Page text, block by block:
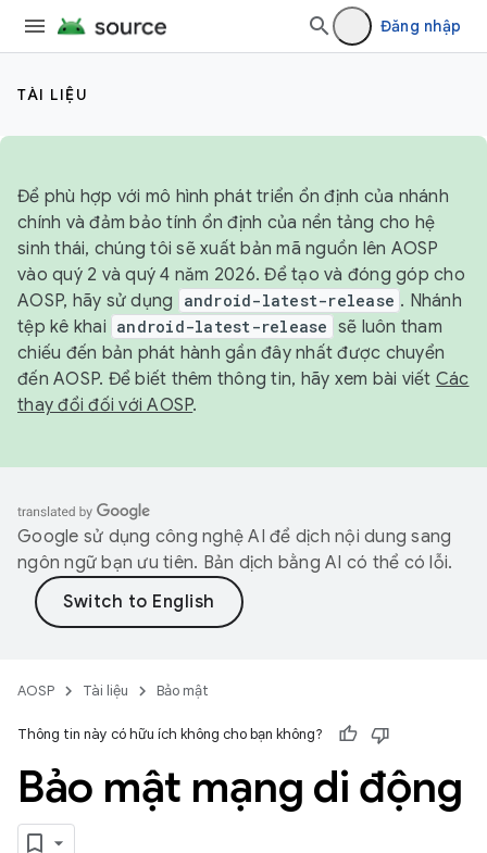
Đăng nhập
TÀI LIỆU
Để phù hợp với mô hình phát triển ổn định của nhánh
chính và đảm bảo tính ổn định của nền tảng cho hệ
sinh thái, chúng tôi sẽ xuất bản mã nguồn lên AOSP
vào quý 2 và quý 4 năm 2026. Để tạo và đóng góp cho
AOSP, hãy sử dụng
android-latest-release . Nhánh
tệp kê khai android-latest-release sẽ luôn tham
chiếu đến bản phát hành gần đây nhất được chuyển
đến AOSP. Để biết thêm thông tin, hãy xem bài viết Các
thay đổi đối với AOSP.
Google sử dụng công nghệ AI để dịch nội dung sang
ngôn ngữ bạn ưu tiên. Bản dịch bằng AI có thể có lỗi.
AOSP Tài liệu Bảo mật
Thông tin này có hữu ích không cho bạn không?
Bảo mật mạng di động